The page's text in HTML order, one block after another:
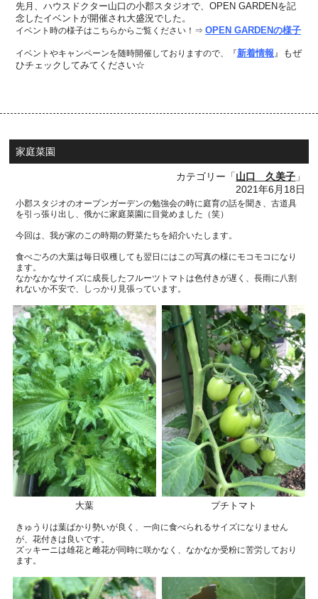
先月、ハウスドクター山口の小郡スタジオで、OPEN GARDENを記
念したイベントが開催され大盛況でした。
イベント時の様子はこちらからご覧ください！⇒ OPEN GARDENの様子
イベントやキャンペーンを随時開催しておりますので、『新着情報』もぜ
ひチェックしてみてください☆
家庭菜園
カテゴリー「山口 久美子 」
2021年6月18日
小郡スタジオのオープンガーデンの勉強会の時に庭育の話を聞き、古道具
を引っ張り出し、俄かに家庭菜園に目覚めました（笑）
今回は、我が家のこの時期の野菜たちを紹介いたします。
食べごろの大葉は毎日収穫しても翌日にはこの写真の様にモコモコになり
ます。
なかなかなサイズに成長したフルーツトマトは色付きが遅く、長雨に八割
れないか不安で、しっかり見張っています。
大葉 プチトマト
きゅうりは葉ばかり勢いが良く、一向に食べられるサイズになりません
が、花付きは良いです。
ズッキーニは雄花と雌花が同時に咲かなく、なかなか受粉に苦労しており
ます。